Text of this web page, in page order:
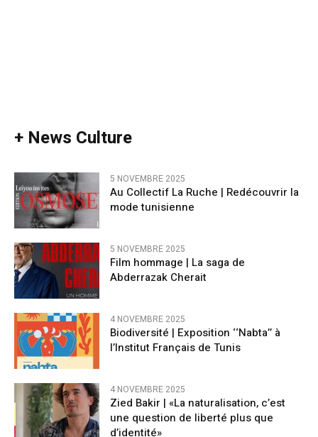
+ News Culture
5 NOVEMBRE 2025
Au Collectif La Ruche | Redécouvrir la
mode tunisienne
5 NOVEMBRE 2025
Film hommage | La saga de
Abderrazak Cherait
4 NOVEMBRE 2025
Biodiversité | Exposition ‘‘Nabta’’ à
l’Institut Français de Tunis
4 NOVEMBRE 2025
Zied Bakir | «La naturalisation, c’est
une question de liberté plus que
d’identité»